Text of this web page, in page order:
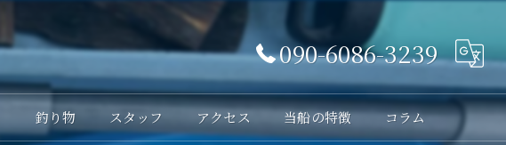
090-6086-3239
釣り物 スタッフ アクセス 当船の特徴 コラム